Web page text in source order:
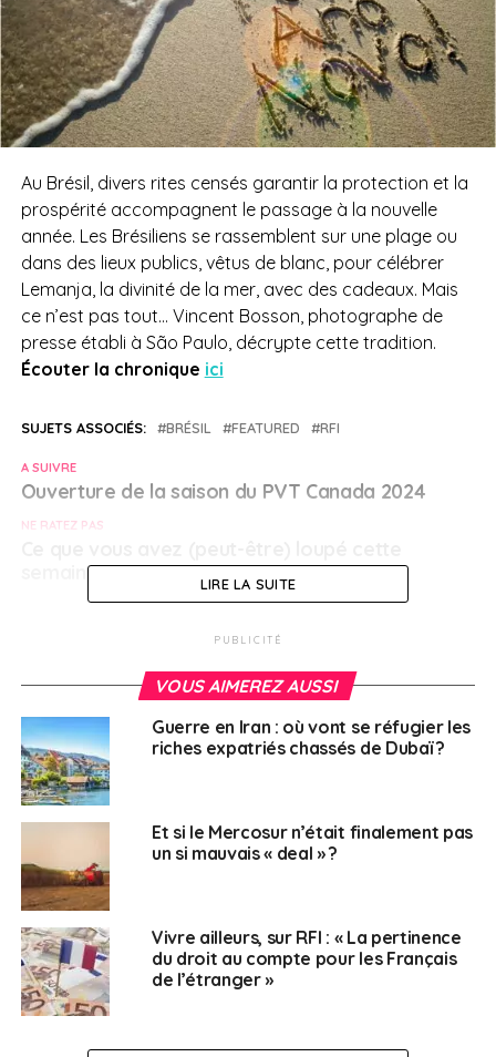
Au Brésil, divers rites censés garantir la protection et la
prospérité accompagnent le passage à la nouvelle
année. Les Brésiliens se rassemblent sur une plage ou
dans des lieux publics, vêtus de blanc, pour célébrer
Lemanja, la divinité de la mer, avec des cadeaux. Mais
ce n’est pas tout… Vincent Bosson, photographe de
presse établi à São Paulo, décrypte cette tradition.
Écouter la chronique ici
SUJETS ASSOCIÉS: BRÉSIL FEATURED RFI
A SUIVRE
Ouverture de la saison du PVT Canada 2024
NE RATEZ PAS
semaine
Français à l'étranger
LIRE LA SUITE
PUBLICITÉ
VOUS AIMEREZ AUSSI
Guerre en Iran : où vont se réfugier les
riches expatriés chassés de Dubaï ?
Et si le Mercosur n’était finalement pas
un si mauvais « deal » ?
Vivre ailleurs, sur RFI : « La pertinence
du droit au compte pour les Français
de l’étranger »